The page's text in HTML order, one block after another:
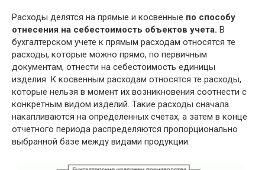
Расходы делятся на прямые и косвенные по способу
отнесения на себестоимость объектов учета. В
бухгалтерском учете к прямым расходам относятся те
расходы, которые можно прямо, по первичным
документам, отнести на себестоимость единицы
изделия. К косвенным расходам относятся те расходы,
которые нельзя в момент их возникновения соотнести с
конкретным видом изделий. Такие расходы сначала
накапливаются на определенных счетах, а затем в конце
отчетного периода распределяются пропорционально
выбранной базе между видами продукции.